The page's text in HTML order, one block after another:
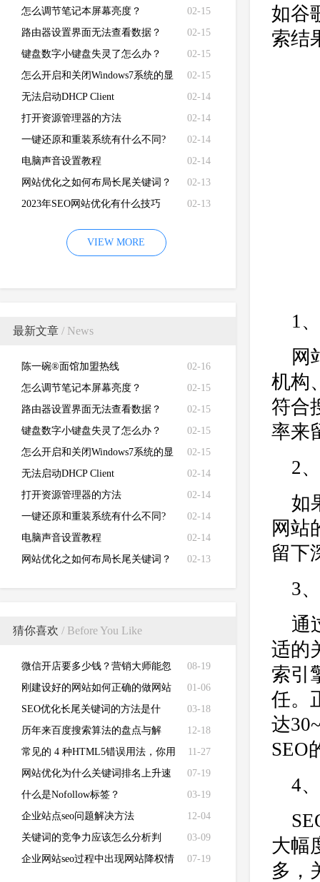
02-15
怎么调节笔记本屏幕亮度？
02-15
路由器设置界面无法查看数据？
02-15
键盘数字小键盘失灵了怎么办？
02-15
怎么开启和关闭Windows7系统的显
卡硬件加速功能
02-14
无法启动DHCP Client
02-14
打开资源管理器的方法
02-14
一键还原和重装系统有什么不同?
02-14
电脑声音设置教程
02-13
网站优化之如何布局长尾关键词？
02-13
2023年SEO网站优化有什么技巧
VIEW MORE
最新文章 / News
02-16
陈一碗®面馆加盟热线
02-15
怎么调节笔记本屏幕亮度？
02-15
路由器设置界面无法查看数据？
02-15
键盘数字小键盘失灵了怎么办？
02-15
怎么开启和关闭Windows7系统的显
卡硬件加速功能
02-14
无法启动DHCP Client
02-14
打开资源管理器的方法
02-14
一键还原和重装系统有什么不同?
02-14
电脑声音设置教程
02-13
网站优化之如何布局长尾关键词？
猜你喜欢 / Before You Like
08-19
微信开店要多少钱？营销大师能忽
悠你百万
01-06
刚建设好的网站如何正确的做网站
优化？
03-18
SEO优化长尾关键词的方法是什
么？
12-18
历年来百度搜索算法的盘点与解
读，建议搜藏
11-27
常见的 4 种HTML5错误用法，你用
错了几个？
07-19
网站优化为什么关键词排名上升速
度慢
03-19
什么是Nofollow标签？
12-04
企业站点seo问题解决方法
03-09
关键词的竞争力应该怎么分析判
断？
07-19
企业网站seo过程中出现网站降权情
如谷
索结
1
网
机构
符合
率来
2
如
网站
留下
3
通
适的
索引
任。
达
SEO
4
大幅
多，